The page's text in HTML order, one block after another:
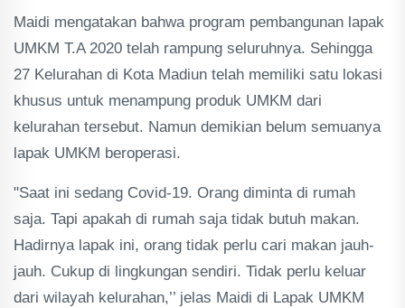
Maidi mengatakan bahwa program pembangunan lapak
UMKM T.A 2020 telah rampung seluruhnya. Sehingga
27 Kelurahan di Kota Madiun telah memiliki satu lokasi
khusus untuk menampung produk UMKM dari
kelurahan tersebut. Namun demikian belum semuanya
lapak UMKM beroperasi.
"Saat ini sedang Covid-19. Orang diminta di rumah
saja. Tapi apakah di rumah saja tidak butuh makan.
Hadirnya lapak ini, orang tidak perlu cari makan jauh-
jauh. Cukup di lingkungan sendiri. Tidak perlu keluar
dari wilayah kelurahan,’’ jelas Maidi di Lapak UMKM